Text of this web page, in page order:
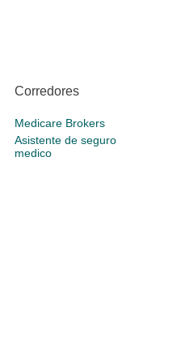
Corredores
Medicare Brokers
Asistente de seguro
medico